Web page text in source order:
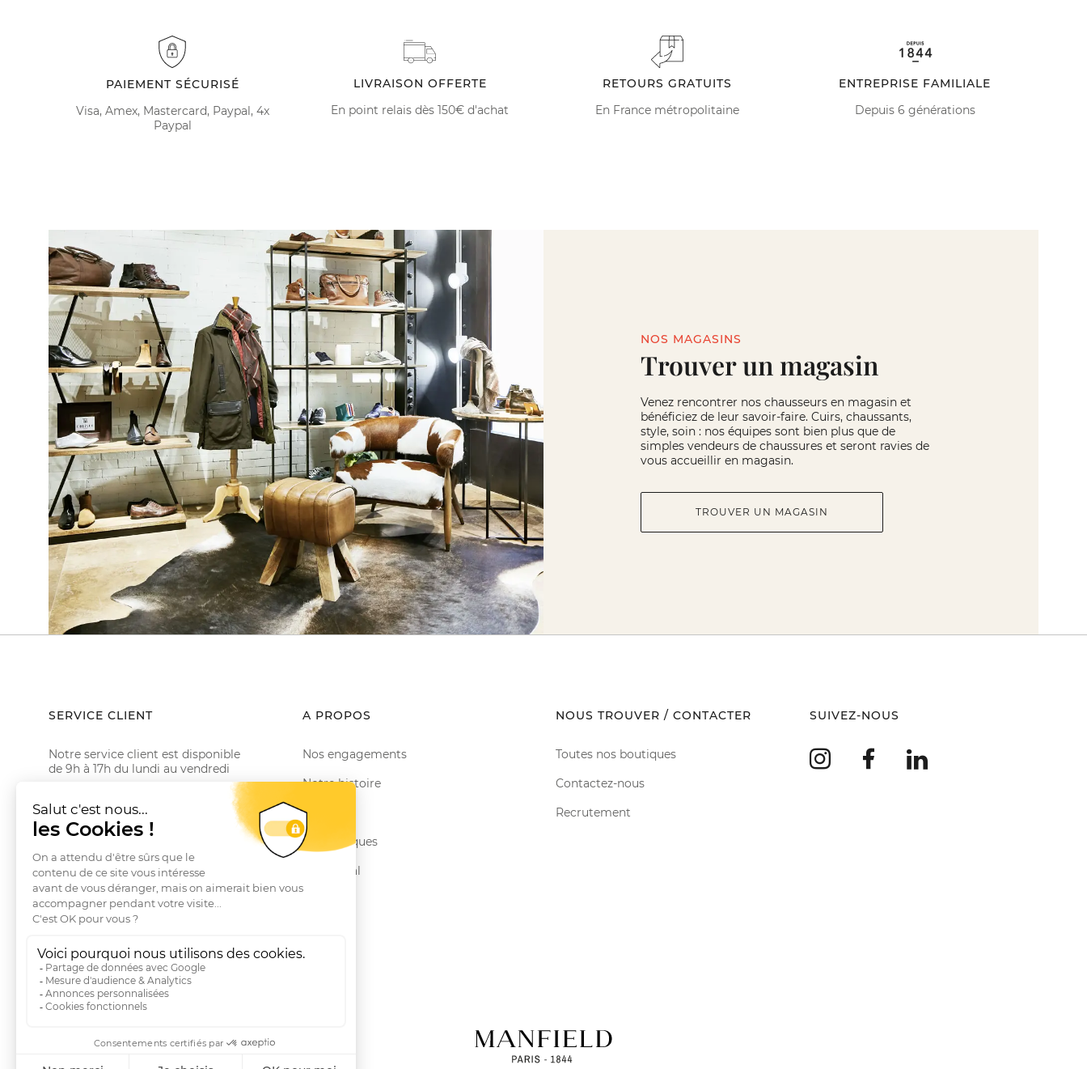
PAIEMENT SÉCURISÉ
Visa, Amex, Mastercard, Paypal, 4x
Paypal
LIVRAISON OFFERTE
En point relais dès 150€ d'achat
RETOURS GRATUITS
En France métropolitaine
ENTREPRISE FAMILIALE
Depuis 6 générations
NOS MAGASINS
Trouver un magasin
Venez rencontrer nos chausseurs en magasin et
bénéficiez de leur savoir-faire. Cuirs, chaussants,
style, soin : nos équipes sont bien plus que de
simples vendeurs de chaussures et seront ravies de
vous accueillir en magasin.
TROUVER UN MAGASIN
SERVICE CLIENT
Notre service client est disponible
de 9h à 17h du lundi au vendredi
Email serviceclient@manbow.fr
Téléphone01 78 35 10 20
Conditions générales des promotions
Conditions générales de vente
Questions fréquentes
Livraisons et Retours
RGPD
A PROPOS
Nos engagements
Notre histoire
Le Club
Nos marques
Le Journal
NOUS TROUVER / CONTACTER
Toutes nos boutiques
Contactez-nous
Recrutement
SUIVEZ-NOUS
InstagramFacebook
LinkedIn